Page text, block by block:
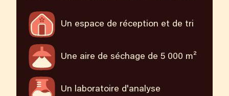
Un espace de réception et de tri
Une aire de séchage de 5 000 m²
Un laboratoire d'analyse